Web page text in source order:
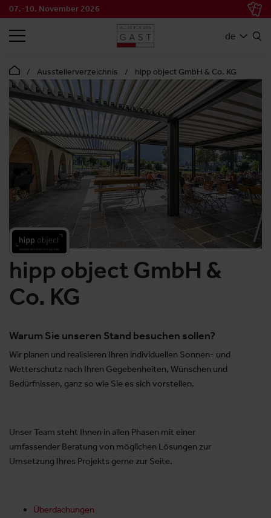
07.-10. November 2026
de
SUCHEN
Ausstellerverzeichnis hipp object GmbH & Co. KG
hipp object GmbH &
Co. KG
Warum Sie unseren Stand besuchen sollen?
Wir planen und realisieren Ihren individuellen Sonnen- und
Wetterschutz nach Ihren Gegebenheiten, Wünschen und
Bedürfnissen, ganz so wie Sie es sich vorstellen.
Unser Team steht Ihnen in allen Phasen mit einer
umfassender Beratung von möglichen Lösungen zur
Umsetzung Ihres Projekts gerne zur Seite.
Überdachungen